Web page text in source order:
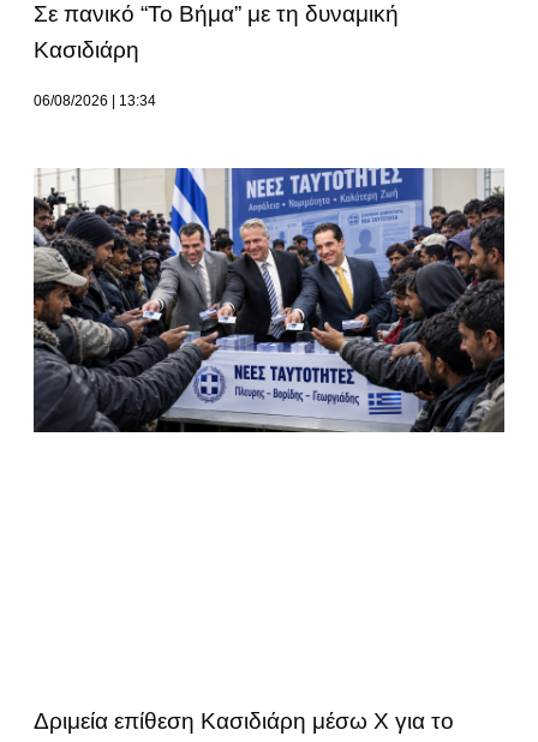
Σε πανικό “Το Βήμα” με τη δυναμική
Κασιδιάρη
06/08/2026 13:34
Δριμεία επίθεση Κασιδιάρη μέσω Χ για το